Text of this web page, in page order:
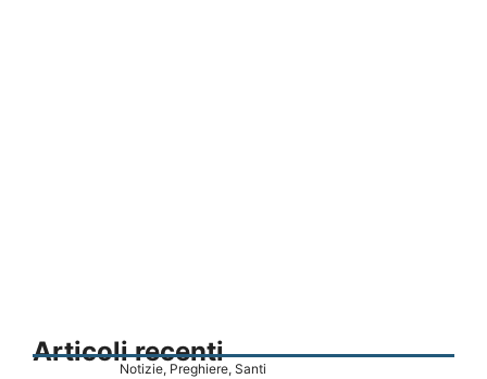
Articoli recenti
Notizie, Preghiere, Santi